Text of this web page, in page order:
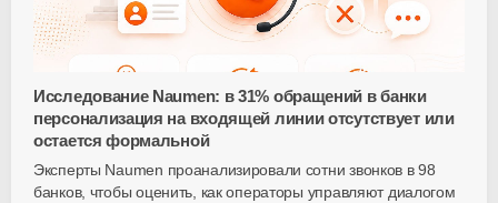
Исследование Naumen: в 31% обращений в банки
персонализация на входящей линии отсутствует или
остается формальной
Эксперты Naumen проанализировали сотни звонков в 98
банков, чтобы оценить, как операторы управляют диалогом